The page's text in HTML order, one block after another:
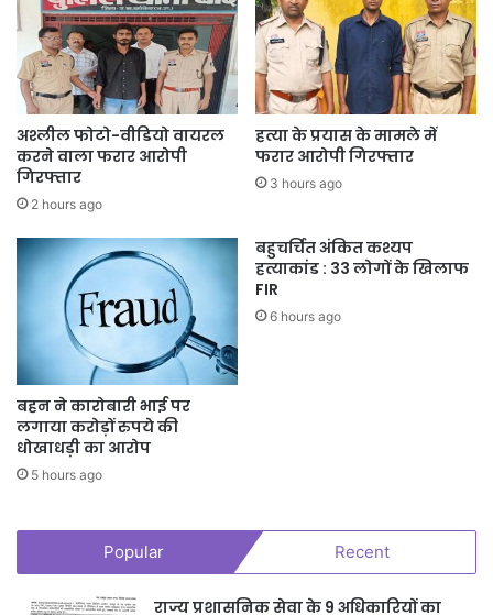
अश्लील फोटो-वीडियो वायरल
करने वाला फरार आरोपी
गिरफ्तार
2 hours ago
हत्या के प्रयास के मामले में
फरार आरोपी गिरफ्तार
3 hours ago
बहन ने कारोबारी भाई पर
लगाया करोड़ों रुपये की
धोखाधड़ी का आरोप
5 hours ago
बहुचर्चित अंकित कश्यप
हत्याकांड : 33 लोगों के खिलाफ
FIR
6 hours ago
Popular Recent
राज्य प्रशासनिक सेवा के 9 अधिकारियों का